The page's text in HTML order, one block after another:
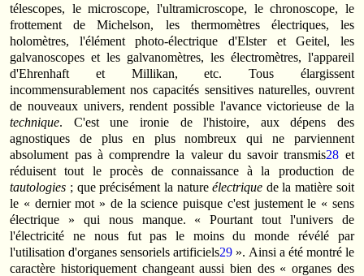
télescopes, le microscope, l'ultramicroscope, le chronoscope, le
frottement de Michelson, les thermomètres électriques, les
holomètres, l'élément photo-électrique d'Elster et Geitel, les
galvanoscopes et les galvanomètres, les électromètres, l'appareil
d'Ehrenhaft et Millikan, etc. Tous élargissent
incommensurablement nos capacités sensitives naturelles, ouvrent
de nouveaux univers, rendent possible l'avance victorieuse de la
technique. C'est une ironie de l'histoire, aux dépens des
agnostiques de plus en plus nombreux qui ne parviennent
absolument pas à comprendre la valeur du savoir transmis28 et
réduisent tout le procès de connaissance à la production de
tautologies ; que précisément la natureélectrique de la matière soit
le « dernier mot » de la science puisque c'est justement le « sens
électrique » qui nous manque. « Pourtant tout l'univers de
l'électricité ne nous fut pas le moins du monde révélé par
l'utilisation d'organes sensoriels artificiels29 ». Ainsi a été montré le
caractère historiquement changeant aussi bien des « organes des